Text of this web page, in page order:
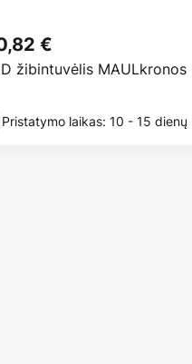
žibintuvėlis MAULkronos
€
Pristatymo laikas: 10 - 15 dienų